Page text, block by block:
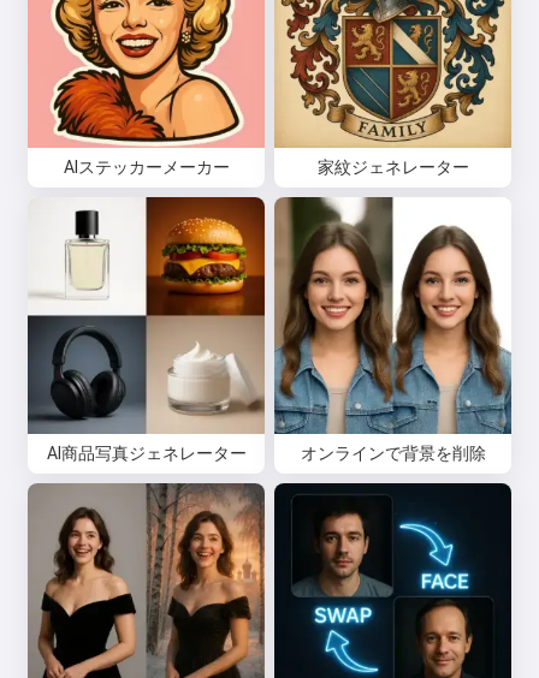
AIステッカーメーカー 家紋ジェネレーター
AI商品写真ジェネレーター オンラインで背景を削除